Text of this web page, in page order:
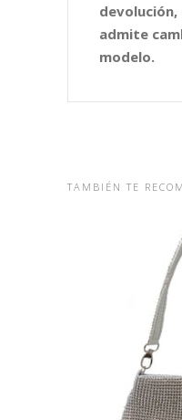
admite
modelo.
TAMBIÉN TE
BOLSO